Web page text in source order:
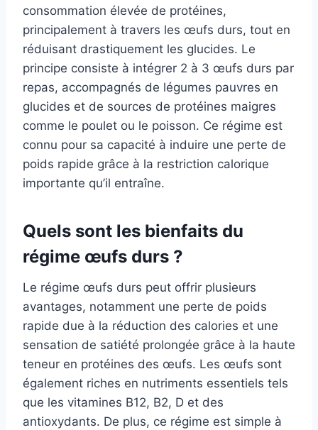
consommation élevée de protéines,
principalement à travers les œufs durs, tout en
réduisant drastiquement les glucides. Le
principe consiste à intégrer 2 à 3 œufs durs par
repas, accompagnés de légumes pauvres en
glucides et de sources de protéines maigres
comme le poulet ou le poisson. Ce régime est
connu pour sa capacité à induire une perte de
poids rapide grâce à la restriction calorique
importante qu’il entraîne.
Quels sont les bienfaits du
régime œufs durs ?
Le régime œufs durs peut offrir plusieurs
avantages, notamment une perte de poids
rapide due à la réduction des calories et une
sensation de satiété prolongée grâce à la haute
teneur en protéines des œufs. Les œufs sont
également riches en nutriments essentiels tels
que les vitamines B12, B2, D et des
antioxydants. De plus, ce régime est simple à